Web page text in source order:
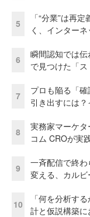
5
「“分業”は再
く、インター
6
瞬間認知では
で見つけた「ス
7
プロも陥る「
引き出すには
8
実務家マーケ
コム CROが実
9
一斉配信で終
変える、カル
10
「何を分析す
計と仮説構築